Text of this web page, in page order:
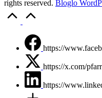
rights reserved. Bloglo
https://
https://x.com/
https://